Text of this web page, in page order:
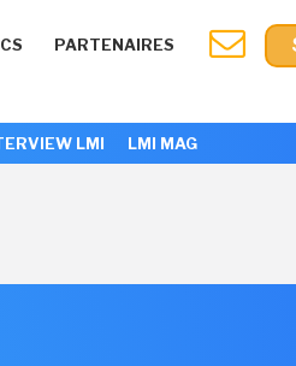
PARTENAIRES
LMI LMI MAG